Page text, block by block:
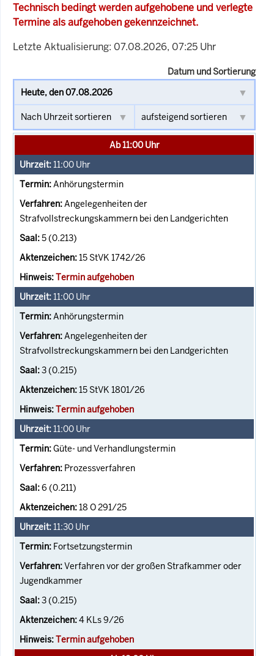
Technisch bedingt werden aufgehobene und verlegte
Termine als aufgehoben gekennzeichnet.
Letzte Aktualisierung: 07.08.2026, 07:25 Uhr
Datum und Sortierung
Ab 11:00 Uhr
11:00 Uhr
Anhörungstermin
Angelegenheiten der
Strafvollstreckungskammern bei den Landgerichten
5 (0.213)
15 StVK 1742/26
Termin aufgehoben
11:00 Uhr
Anhörungstermin
Angelegenheiten der
Strafvollstreckungskammern bei den Landgerichten
3 (0.215)
15 StVK 1801/26
Termin aufgehoben
11:00 Uhr
Güte- und Verhandlungstermin
Prozessverfahren
6 (0.211)
18 O 291/25
11:30 Uhr
Fortsetzungstermin
Verfahren vor der großen Strafkammer oder
Jugendkammer
3 (0.215)
4 KLs 9/26
Termin aufgehoben